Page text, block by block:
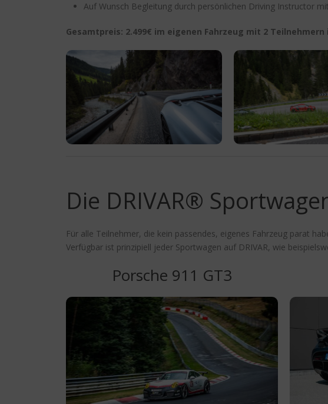
Auf Wunsch Begleitung durch persönlichen Driving Instructor
Gesamtpreis: 2.499€ im eigenen Fahrzeug mit 2
Die DRIVAR®
Für alle Teilnehmer, die kein passendes, eigenes Fahrzeug parat
Verfügbar ist prinzipiell jeder Sportwagen auf DRIVAR, wie
Porsche 911 GT3